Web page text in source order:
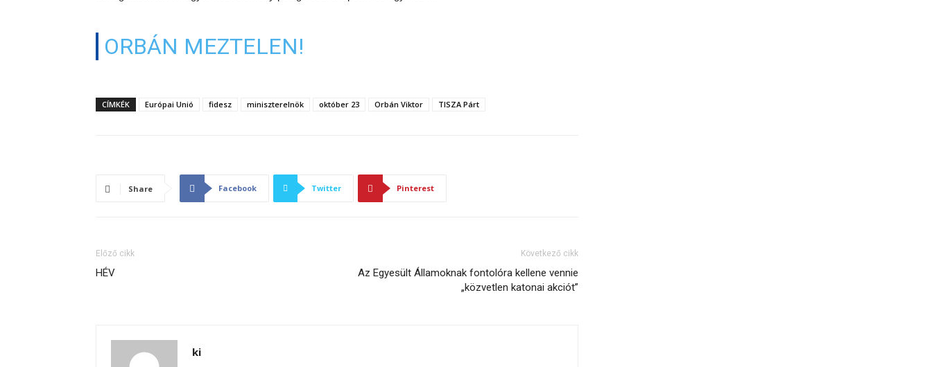
ORBÁN MEZTELEN!
CÍMKÉK Európai Unió fidesz miniszterelnök október 23 Orbán Viktor TISZA Párt
Share Facebook Twitter Pinterest
Előző cikk
HÉV
Következő cikk
Az Egyesült Államoknak fontolóra kellene vennie
„közvetlen katonai akciót”
ki